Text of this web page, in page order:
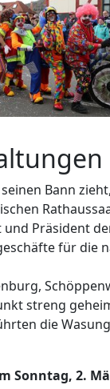
Bann
Präsident
für die
streng
die
Sonntag, 2.